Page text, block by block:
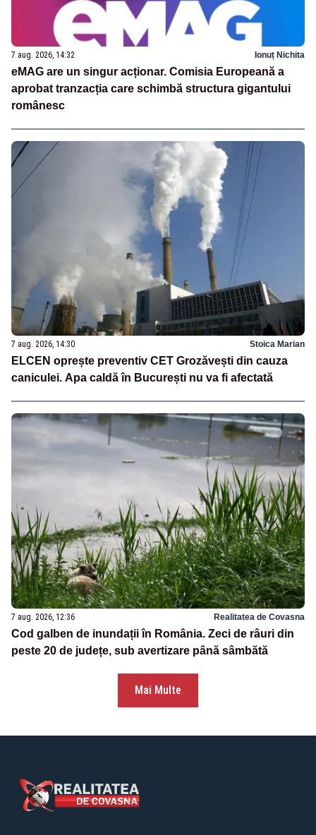
7 aug. 2026, 14:32 Ionuț Nichita
eMAG are un singur acționar. Comisia Europeană a
aprobat tranzacția care schimbă structura gigantului
românesc
7 aug. 2026, 14:30 Stoica Marian
ELCEN oprește preventiv CET Grozăvești din cauza
caniculei. Apa caldă în București nu va fi afectată
7 aug. 2026, 12:36 Realitatea de Covasna
Cod galben de inundații în România. Zeci de râuri din
peste 20 de județe, sub avertizare până sâmbătă
Mai Multe